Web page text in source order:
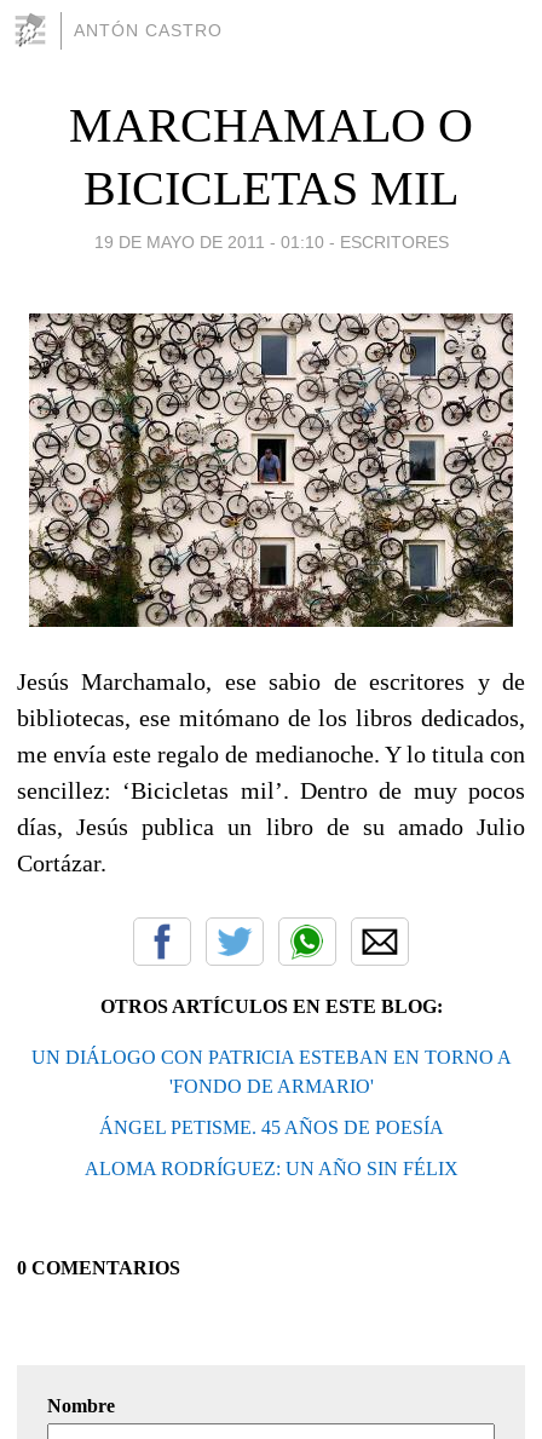
ANTÓN CASTRO
MARCHAMALO O
BICICLETAS MIL
19 DE MAYO DE 2011 - 01:10 - ESCRITORES
Jesús Marchamalo, ese sabio de escritores y de
bibliotecas, ese mitómano de los libros dedicados,
me envía este regalo de medianoche. Y lo titula con
sencillez: ‘Bicicletas mil’. Dentro de muy pocos
días, Jesús publica un libro de su amado Julio
Cortázar.
OTROS ARTÍCULOS EN ESTE BLOG:
UN DIÁLOGO CON PATRICIA ESTEBAN EN TORNO A
'FONDO DE ARMARIO'
ÁNGEL PETISME. 45 AÑOS DE POESÍA
ALOMA RODRÍGUEZ: UN AÑO SIN FÉLIX
0 COMENTARIOS
Nombre